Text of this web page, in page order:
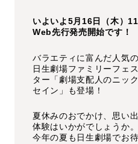
いよいよ5月16日（木）
Web先行発売開始です！
バラエティに富んだ人気
日生劇場ファミリーフェ
ター「劇場支配人のニッ
セイン」も登場！
夏休みのおでかけ、思い
体験はいかがでしょうか。
今年の夏も日生劇場でお